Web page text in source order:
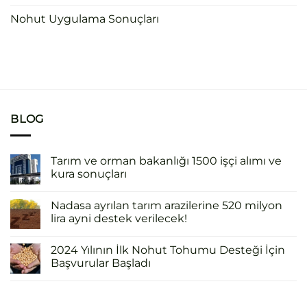
Nohut Uygulama Sonuçları
BLOG
Tarım ve orman bakanlığı 1500 işçi alımı ve
kura sonuçları
Nadasa ayrılan tarım arazilerine 520 milyon
lira ayni destek verilecek!
2024 Yılının İlk Nohut Tohumu Desteği İçin
Başvurular Başladı